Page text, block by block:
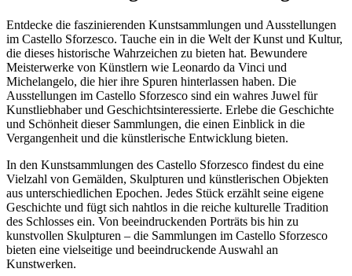
Entdecke die faszinierenden Kunstsammlungen und Ausstellungen
im Castello Sforzesco. Tauche ein in die Welt der Kunst und Kultur,
die dieses historische Wahrzeichen zu bieten hat. Bewundere
Meisterwerke von Künstlern wie Leonardo da Vinci und
Michelangelo, die hier ihre Spuren hinterlassen haben. Die
Ausstellungen im Castello Sforzesco sind ein wahres Juwel für
Kunstliebhaber und Geschichtsinteressierte. Erlebe die Geschichte
und Schönheit dieser Sammlungen, die einen Einblick in die
Vergangenheit und die künstlerische Entwicklung bieten.
In den Kunstsammlungen des Castello Sforzesco findest du eine
Vielzahl von Gemälden, Skulpturen und künstlerischen Objekten
aus unterschiedlichen Epochen. Jedes Stück erzählt seine eigene
Geschichte und fügt sich nahtlos in die reiche kulturelle Tradition
des Schlosses ein. Von beeindruckenden Porträts bis hin zu
kunstvollen Skulpturen – die Sammlungen im Castello Sforzesco
bieten eine vielseitige und beeindruckende Auswahl an
Kunstwerken.